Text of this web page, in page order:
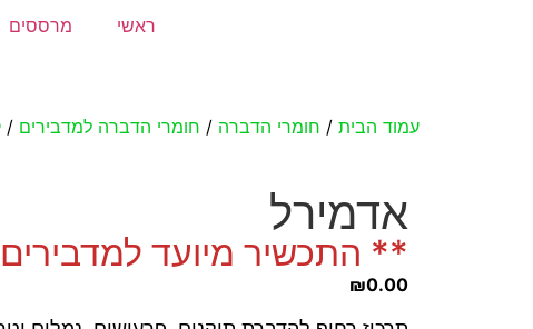
ראשי מרססים
עמוד הבית / חומרי הדברה / חומרי הדברה למדבירים /
אדמירל
** התכשיר מיועד
₪0.00